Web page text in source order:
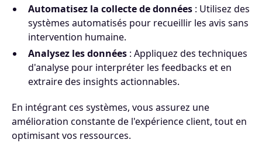
Automatisez la collecte de données : Utilisez des
systèmes automatisés pour recueillir les avis sans
intervention humaine.
Analysez les données : Appliquez des techniques
d'analyse pour interpréter les feedbacks et en
extraire des insights actionnables.
En intégrant ces systèmes, vous assurez une
amélioration constante de l'expérience client, tout en
optimisant vos ressources.